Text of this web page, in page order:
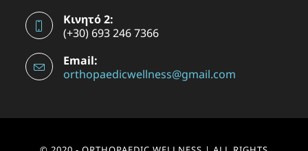
Κινητό 2:
(+30) 693 246 7366
Email:
orthopaedicwellness@gmail.com